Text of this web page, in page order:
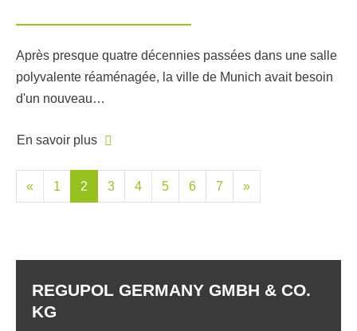
Après presque quatre décennies passées dans une salle
polyvalente réaménagée, la ville de Munich avait besoin
d'un nouveau…
En savoir plus
« 1 2 3 4 5 6 7 »
REGUPOL GERMANY GMBH & CO.
KG